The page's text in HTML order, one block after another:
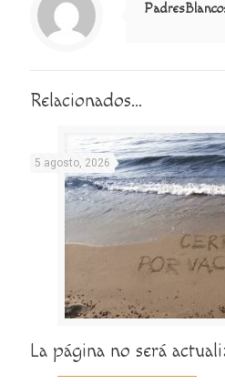
Relacionados...
5 agosto, 2026
La página no será